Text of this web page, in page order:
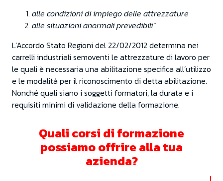
alle condizioni di impiego delle attrezzature
alle situazioni anormali prevedibili”
L’Accordo Stato Regioni del 22/02/2012 determina nei
carrelli industriali semoventi le attrezzature di lavoro per
le quali è necessaria una abilitazione specifica all’utilizzo
e le modalità per il riconoscimento di detta abilitazione.
Nonché quali siano i soggetti formatori, la durata e i
requisiti minimi di validazione della formazione.
Quali corsi di formazione
possiamo offrire alla tua
azienda?